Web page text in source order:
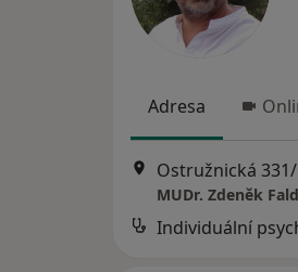
Adresa
Ostružnická
MUDr. Zdeněk
Individuální